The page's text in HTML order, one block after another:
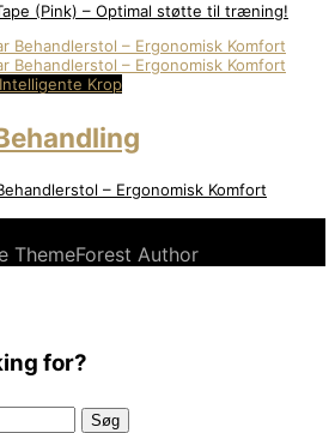
(Pink) – Optimal støtte til træning!
Krop
– Ergonomisk Komfort
ThemeForest Author
for?
Søg